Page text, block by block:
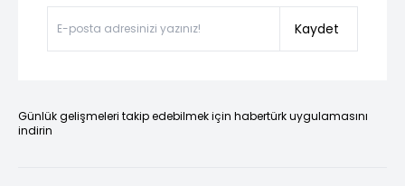
Kaydet
Günlük gelişmeleri takip edebilmek için habertürk uygulamasını
indirin